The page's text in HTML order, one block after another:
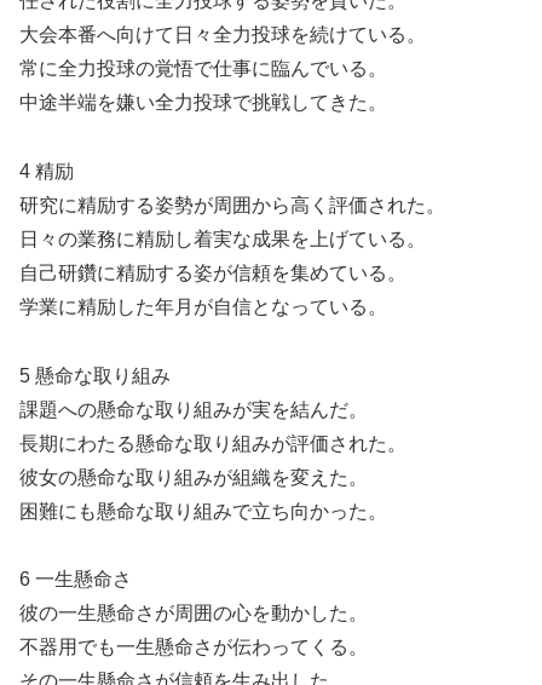
大会本番へ向けて日々全力投球を続けている。
常に全力投球の覚悟で仕事に臨んでいる。
中途半端を嫌い全力投球で挑戦してきた。
4 精励
研究に精励する姿勢が周囲から高く評価された。
日々の業務に精励し着実な成果を上げている。
自己研鑽に精励する姿が信頼を集めている。
学業に精励した年月が自信となっている。
5 懸命な取り組み
課題への懸命な取り組みが実を結んだ。
長期にわたる懸命な取り組みが評価された。
彼女の懸命な取り組みが組織を変えた。
困難にも懸命な取り組みで立ち向かった。
6 一生懸命さ
彼の一生懸命さが周囲の心を動かした。
不器用でも一生懸命さが伝わってくる。